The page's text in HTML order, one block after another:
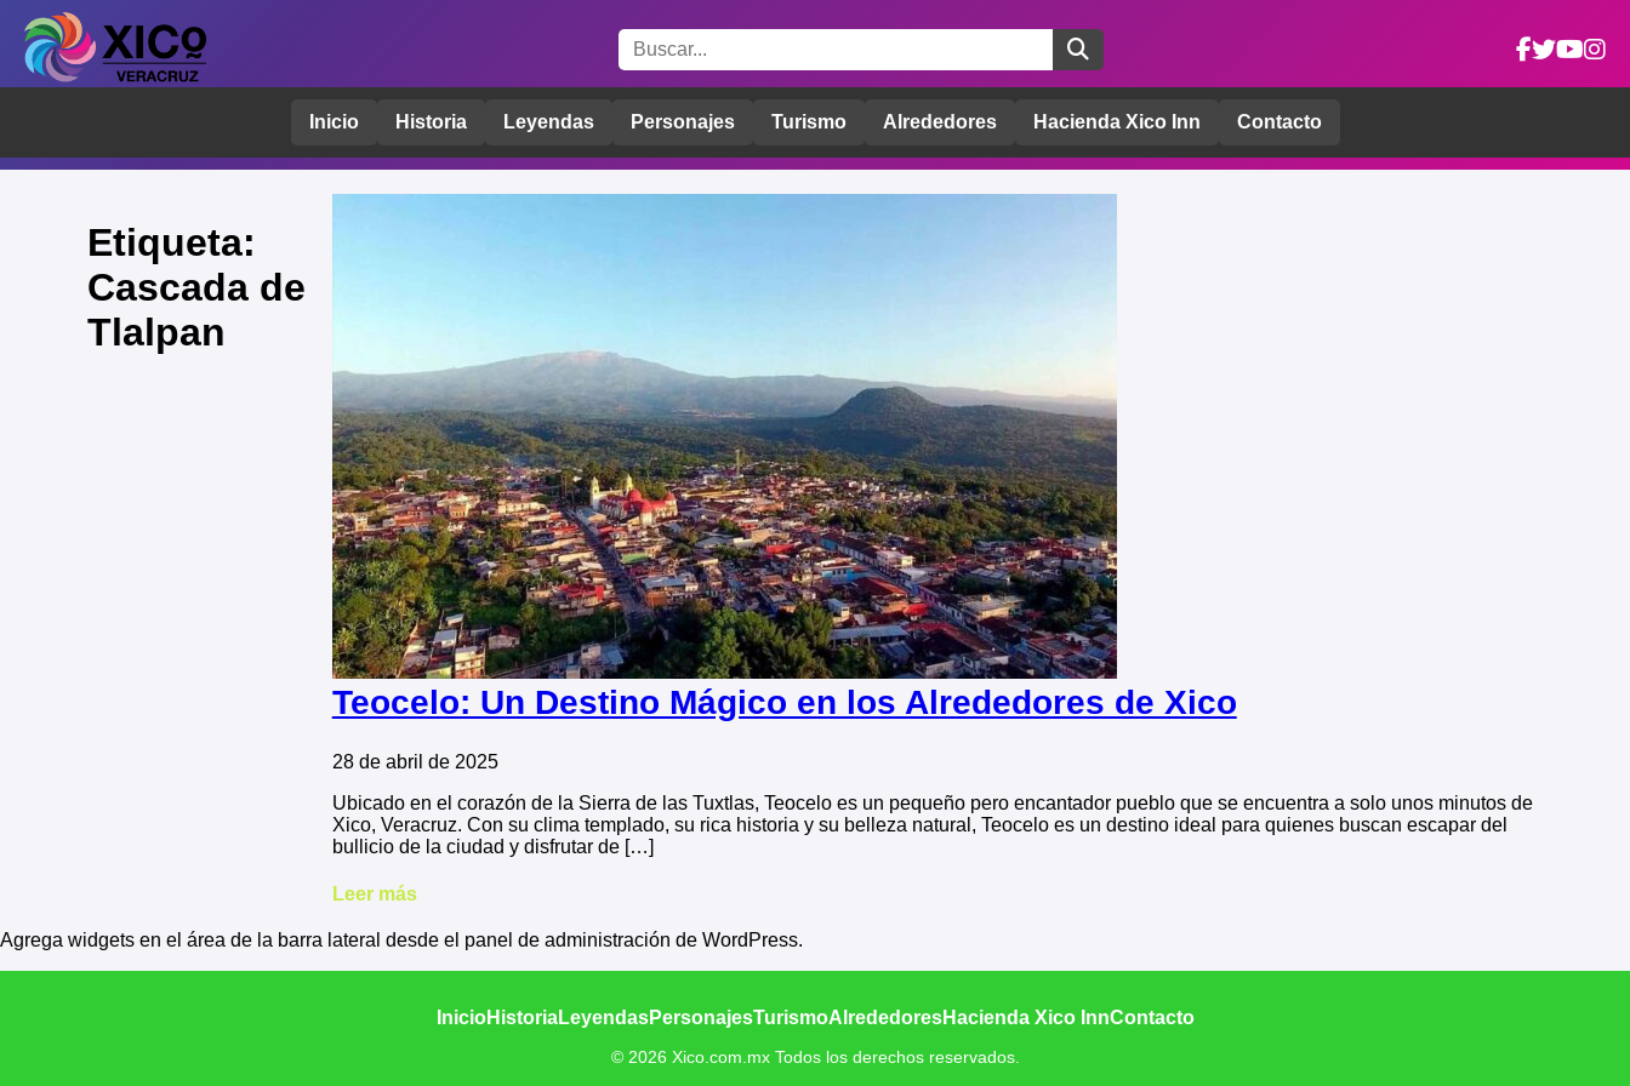
Inicio Historia Leyendas Personajes Turismo Alrededores Hacienda Xico Inn Contacto
Etiqueta:
Cascada de
Tlalpan
Teocelo: Un Destino Mágico en los Alrededores de Xico
28 de abril de 2025
Ubicado en el corazón de la Sierra de las Tuxtlas, Teocelo es un pequeño pero encantador pueblo que se encuentra a solo unos minutos de
Xico, Veracruz. Con su clima templado, su rica historia y su belleza natural, Teocelo es un destino ideal para quienes buscan escapar del
bullicio de la ciudad y disfrutar de […]
Leer más
Agrega widgets en el área de la barra lateral desde el panel de administración de WordPress.
InicioHistoriaLeyendasPersonajesTurismoAlrededoresHacienda Xico InnContacto
© 2026 Xico.com.mx Todos los derechos reservados.